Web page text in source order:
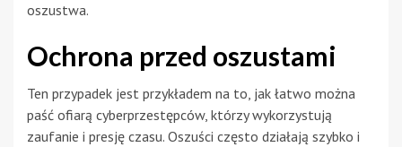
oszustwa.
Ochrona przed oszustami
Ten przypadek jest przykładem na to, jak łatwo można
paść ofiarą cyberprzestępców, którzy wykorzystują
zaufanie i presję czasu. Oszuści często działają szybko i